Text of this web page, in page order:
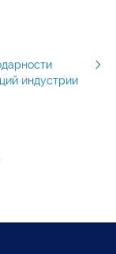
индустрии